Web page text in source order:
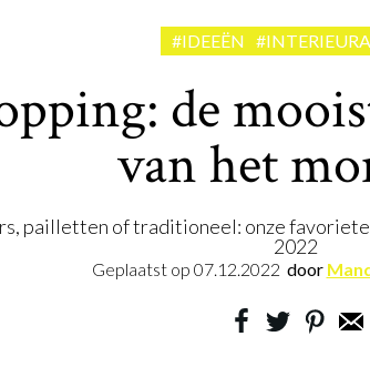
#IDEEËN
de
van het
pailletten of traditioneel: onze
2022
Geplaatst op 07.12.2022 door